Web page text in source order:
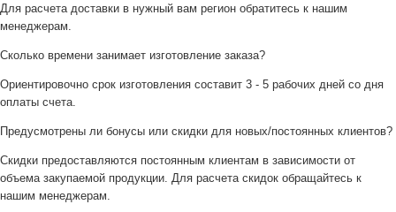
Для расчета доставки в нужный вам регион обратитесь к нашим
менеджерам.
Сколько времени занимает изготовление заказа?
Ориентировочно срок изготовления составит 3 - 5 рабочих дней со дня
оплаты счета.
Предусмотрены ли бонусы или скидки для новых/постоянных клиентов?
Скидки предоставляются постоянным клиентам в зависимости от
объема закупаемой продукции. Для расчета скидок обращайтесь к
нашим менеджерам.